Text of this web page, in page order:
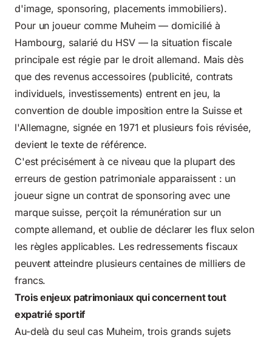
d'image, sponsoring, placements immobiliers).
Pour un joueur comme Muheim — domicilié à
Hambourg, salarié du HSV — la situation fiscale
principale est régie par le droit allemand. Mais dès
que des revenus accessoires (publicité, contrats
individuels, investissements) entrent en jeu, la
convention de double imposition entre la Suisse et
l'Allemagne, signée en 1971 et plusieurs fois révisée,
devient le texte de référence.
C'est précisément à ce niveau que la plupart des
erreurs de gestion patrimoniale apparaissent : un
joueur signe un contrat de sponsoring avec une
marque suisse, perçoit la rémunération sur un
compte allemand, et oublie de déclarer les flux selon
les règles applicables. Les redressements fiscaux
peuvent atteindre plusieurs centaines de milliers de
francs.
Trois enjeux patrimoniaux qui concernent tout
expatrié sportif
Au-delà du seul cas Muheim, trois grands sujets